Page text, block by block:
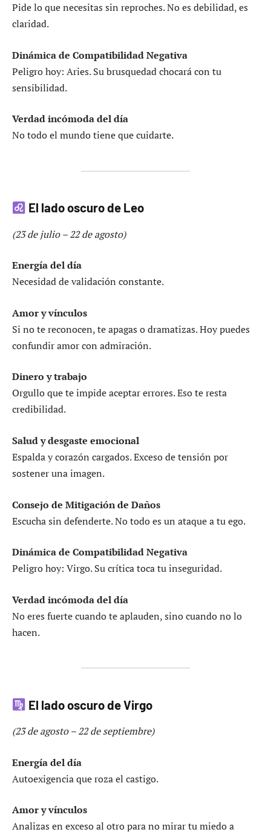
Pide lo que necesitas sin reproches. No es debilidad, es
claridad.
Dinámica de Compatibilidad Negativa
Peligro hoy: Aries. Su brusquedad chocará con tu
sensibilidad.
Verdad incómoda del día
No todo el mundo tiene que cuidarte.
El lado oscuro de Leo
(23 de julio – 22 de agosto)
Energía del día
Necesidad de validación constante.
Amor y vínculos
Si no te reconocen, te apagas o dramatizas. Hoy puedes
confundir amor con admiración.
Dinero y trabajo
Orgullo que te impide aceptar errores. Eso te resta
credibilidad.
Salud y desgaste emocional
Espalda y corazón cargados. Exceso de tensión por
sostener una imagen.
Consejo de Mitigación de Daños
Escucha sin defenderte. No todo es un ataque a tu ego.
Dinámica de Compatibilidad Negativa
Peligro hoy: Virgo. Su crítica toca tu inseguridad.
Verdad incómoda del día
No eres fuerte cuando te aplauden, sino cuando no lo
hacen.
El lado oscuro de Virgo
(23 de agosto – 22 de septiembre)
Energía del día
Autoexigencia que roza el castigo.
Amor y vínculos
Analizas en exceso al otro para no mirar tu miedo a